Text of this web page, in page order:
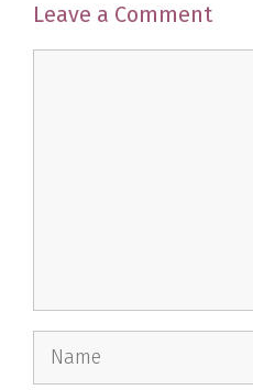
Leave a Comment
Name